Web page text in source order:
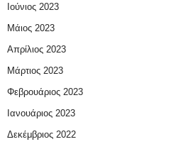
Ιούνιος 2023
Μάιος 2023
Απρίλιος 2023
Μάρτιος 2023
Φεβρουάριος 2023
Ιανουάριος 2023
Δεκέμβριος 2022